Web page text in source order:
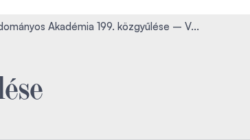
Akadémia 199. közgyűlése – V...